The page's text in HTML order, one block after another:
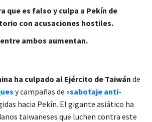
que es falso y culpa a Pekín de
con acusaciones hostiles.
ambos aumentan.
ha culpado al Ejército de Taiwán de
y campañas de «sabotaje anti-
hacia Pekín. El gigante asiático ha
taiwaneses que luchen contra este